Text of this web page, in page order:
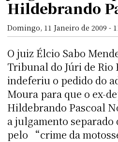
Hildebrando
Domingo, 11 Janeiro de 2009 -
O juiz Élcio Sabo
Tribunal do Júri de Rio
indeferiu o pedido do
Moura para que o ex-
Hildebrando Pascoal
a julgamento separado
pelo “crime da